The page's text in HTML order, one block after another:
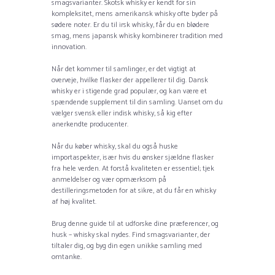
smagsvarianter. Skotsk whisky er kendt for sin
kompleksitet, mens amerikansk whisky ofte byder på
sødere noter. Er du til irsk whisky, får du en blødere
smag, mens japansk whisky kombinerer tradition med
innovation.
Når det kommer til samlinger, er det vigtigt at
overveje, hvilke flasker der appellerer til dig. Dansk
whisky er i stigende grad populær, og kan være et
spændende supplement til din samling. Uanset om du
vælger svensk eller indisk whisky, så kig efter
anerkendte producenter.
Når du køber whisky, skal du også huske
importaspekter, især hvis du ønsker sjældne flasker
fra hele verden. At forstå kvaliteten er essentiel; tjek
anmeldelser og vær opmærksom på
destilleringsmetoden for at sikre, at du får en whisky
af høj kvalitet.
Brug denne guide til at udforske dine præferencer, og
husk – whisky skal nydes. Find smagsvarianter, der
tiltaler dig, og byg din egen unikke samling med
omtanke.